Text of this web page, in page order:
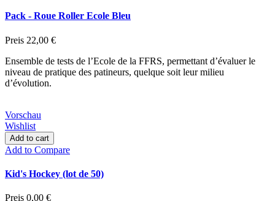
Pack - Roue Roller Ecole Bleu
Preis 22,00 €
Ensemble de tests de l’Ecole de la FFRS, permettant d’évaluer le
niveau de pratique des patineurs, quelque soit leur milieu
d’évolution.
Vorschau
Wishlist
Add to cart
Add to Compare
Kid's Hockey (lot de 50)
Preis 0,00 €